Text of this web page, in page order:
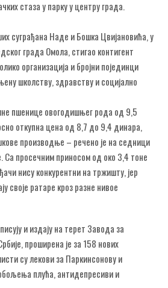
стаза у парку у центру града.
суграђана Наде и Бошка Цвијановића, у
града Омола, стигао контигент
организација и бројни појединци
школству, здравству и социјално
пшенице овогодишњег рода од 9,5
откупна цена од 8,7 до 9,4 динара,
производње – речено је на седници
Са просечним приносом од око 3,4 тоне
нису конкурентни на тржишту, јер
своје ратаре кроз разне нивое
и издају на терет Завода за
проширена је за 158 нових
су лекови за Паркинсонову и
плућа, антидепресиви и